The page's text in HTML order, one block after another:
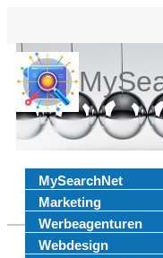
MySearchNet
Marketing
Werbeagenturen
Webdesign